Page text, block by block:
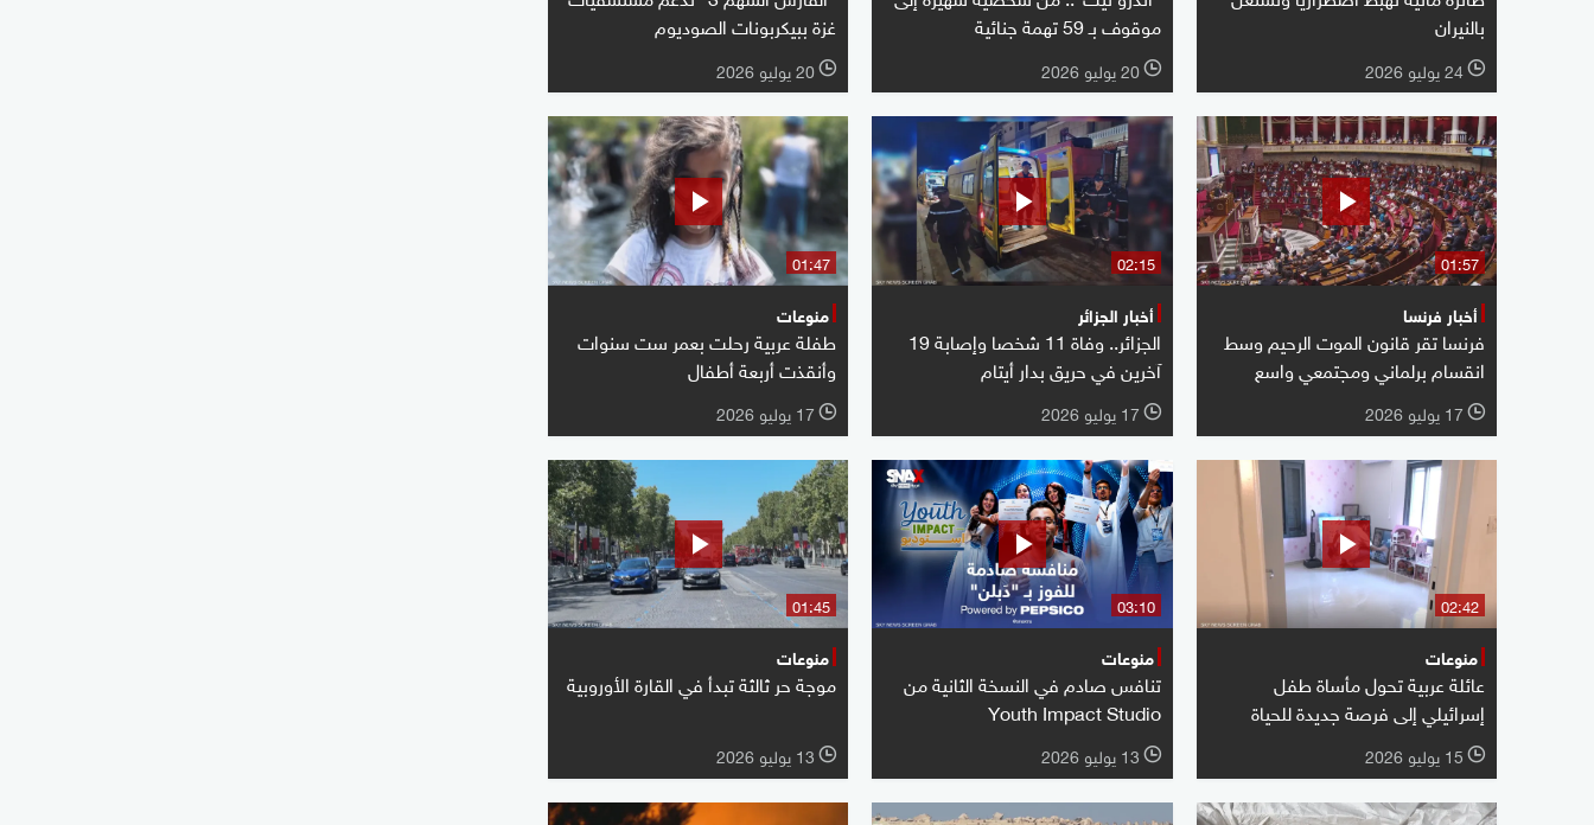
بالنيران
l 24 يوليو 2026
موقوف بـ 59 تهمة جنائية
l 20 يوليو 2026
غزة ببيكربونات الصوديوم
l 20 يوليو 2026
01:57
أخبار فرنسا
فرنسا تقر قانون الموت الرحيم وسط
انقسام برلماني ومجتمعي واسع
l 17 يوليو 2026
02:15
أخبار الجزائر
الجزائر.. وفاة 11 شخصا وإصابة 19
آخرين في حريق بدار أيتام
l 17 يوليو 2026
01:47
منوعات
طفلة عربية رحلت بعمر ست سنوات
وأنقذت أربعة أطفال
l 17 يوليو 2026
02:42
منوعات
عائلة عربية تحول مأساة طفل
إسرائيلي إلى فرصة جديدة للحياة
l 15 يوليو 2026
03:10
منوعات
تنافس صادم في النسخة الثانية من
Youth Impact Studio
l 13 يوليو 2026
01:45
منوعات
موجة حر ثالثة تبدأ في القارة الأوروبية
l 13 يوليو 2026